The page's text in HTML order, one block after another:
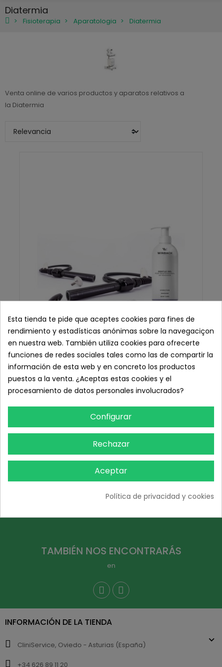
Diatermia
Fisioterapia Aparatologia Diatermia
Venta online de varios productos y aparatos relativos a
la Diatermia
Pack Pélvico Winback
749,00 € IVA inc.
619,01 € sin IVA
Añadir Al Carrito
TAMBIÉN NOS ENCONTRARÁS
en
INFORMACIÓN DE LA TIENDA
CliniService, Oviedo - Asturias (España)
+34 626 89 11 20
Esta tienda te pide que aceptes cookies para fines de
rendimiento y estadísticas anónimas sobre la navegaciçon
en nuestra web. También utiliza cookies para ofrecerte
funciones de redes sociales tales como las de compartir la
información de esta web y en concreto los productos
puestos a la venta. ¿Aceptas estas cookies y el
procesamiento de datos personales involucrados?
Configurar
Rechazar
Aceptar
Política de privacidad y cookies